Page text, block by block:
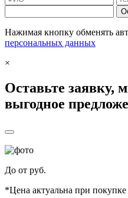
Нажимая кнопку обменять
персональных данных
×
Оставьте заявку,
выгодное
До от руб.
*Цена актуальна при покупке